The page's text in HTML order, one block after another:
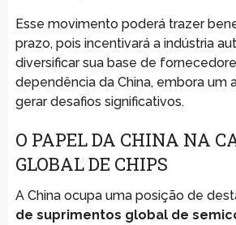
Esse movimento poderá trazer
prazo, pois incentivará a indústria
diversificar sua base de
dependência da China, embora um
gerar desafios significativos.
O PAPEL DA CHINA NA
GLOBAL DE CHIPS
A China ocupa uma posição de
de suprimentos global de